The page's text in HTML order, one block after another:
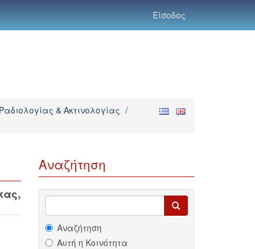
Είσοδος
& Ακτινολογίας /
Αναζήτηση
Αναζήτηση
Αυτή η Κοινότητα